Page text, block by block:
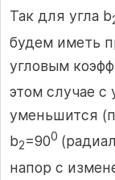
Так для угла b
будем иметь
угловым
этом случае с
уменьшится
b2=900
напор с